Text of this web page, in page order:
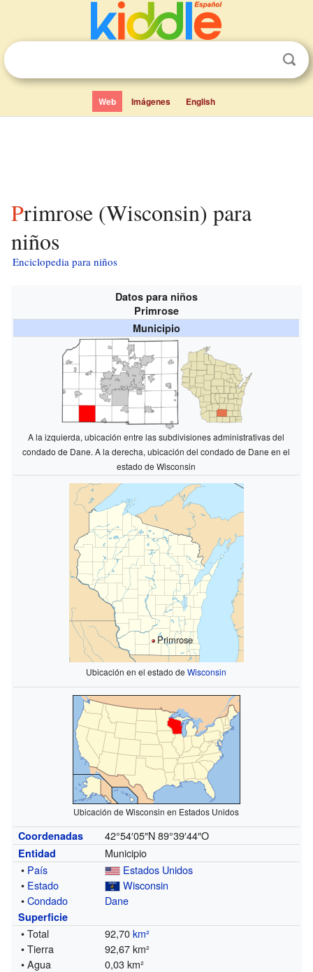
Web Imágenes English
Primrose (Wisconsin) para
niños
Enciclopedia para niños
Datos para niños
Primrose
Municipio
A la izquierda, ubicación entre las subdivisiones administrativas del
condado de Dane. A la derecha, ubicación del condado de Dane en el
estado de Wisconsin
Primrose
Ubicación en el estado deWisconsin
Ubicación de Wisconsin en Estados Unidos
Coordenadas 42°54′05″N 89°39′44″O
Entidad
Municipio
• País
Estados Unidos
• Estado
Wisconsin
•Condado Dane
Superficie
• Total 92,70km²
• Tierra
92,67 km²
• Agua
0,03 km²